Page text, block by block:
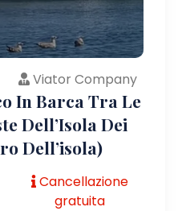
Viator Company
In Barca Tra Le
Dell’Isola Dei
Dell’isola)
Cancellazione
gratuita